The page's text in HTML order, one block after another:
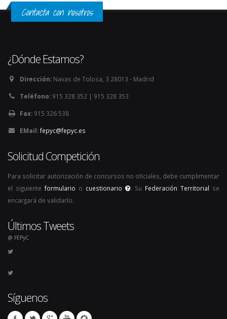
Contacta con nosotros
¿Dónde Estamos?
Dirección: Navas de Tolosa, 3 28013 - Madrid
Teléfono: 915 328 352 | 915 328 353
Fax: 915 326 538
EMail:fepyc@fepyc.es
Solicitud Competición
Para solicitar autorización de concursos no oficiales, debe cumplimentar
el siguiente formulario o cuestionario . Su Federación Territorial se
encargará de validarlo.
Últimos Tweets
@ FEPyC
Síguenos